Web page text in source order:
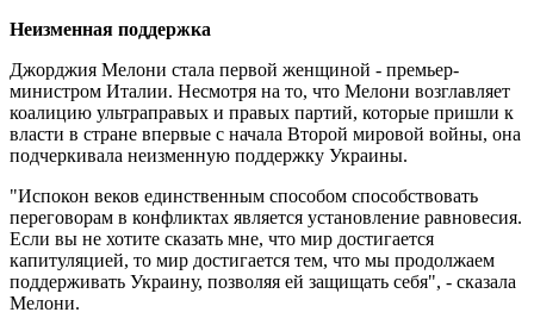
Неизменная поддержка
Джорджия Мелони стала первой женщиной - премьер-
министром Италии. Несмотря на то, что Мелони возглавляет
коалицию ультраправых и правых партий, которые пришли к
власти в стране впервые с начала Второй мировой войны, она
подчеркивала неизменную поддержку Украины.
"Испокон веков единственным способом способствовать
переговорам в конфликтах является установление равновесия.
Если вы не хотите сказать мне, что мир достигается
капитуляцией, то мир достигается тем, что мы продолжаем
поддерживать Украину, позволяя ей защищать себя", - сказала
Мелони.